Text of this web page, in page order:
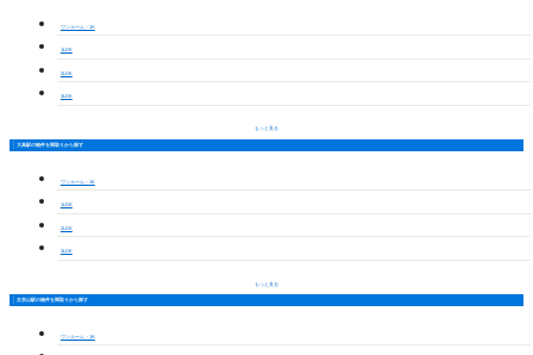
ワンルーム・1K
1LDK
2LDK
3LDK
もっと見る
大高駅の物件を間取りから探す
ワンルーム・1K
1LDK
2LDK
3LDK
もっと見る
左京山駅の物件を間取りから探す
ワンルーム・1K